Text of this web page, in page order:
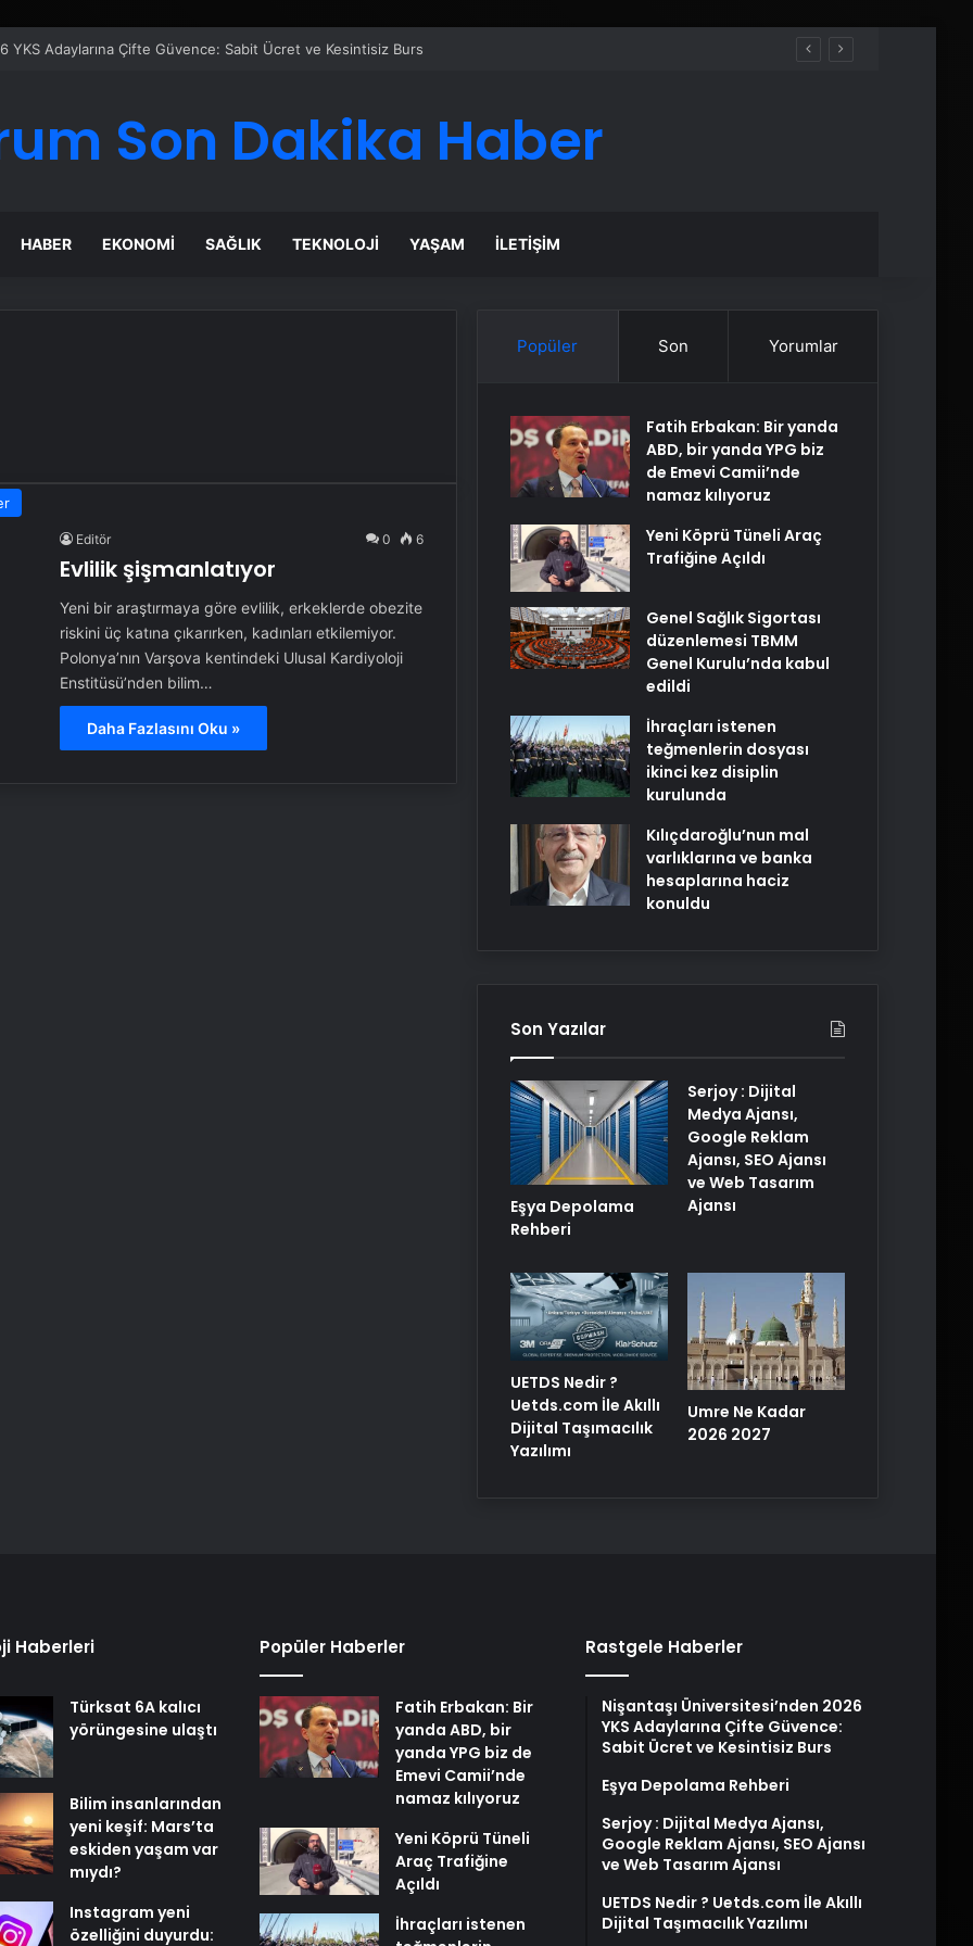
YKS Adaylarına Çifte Güvence: Sabit Ücret ve Kesintisiz Burs
Son Dakika Haber
HABER EKONOMI SAĞLIK TEKNOLOJI YAŞAM İLETIŞIM
Editör 0 6
Evlilik şişmanlatıyor
Yeni bir araştırmaya göre evlilik, erkeklerde obezite
riskini üç katına çıkarırken, kadınları etkilemiyor.
Polonya’nın Varşova kentindeki Ulusal Kardiyoloji
Enstitüsü’nden bilim…
Daha Fazlasını Oku »
Popüler Son Yorumlar
Fatih Erbakan: Bir yanda
ABD, bir yanda YPG biz
de Emevi Camii’nde
namaz kılıyoruz
Yeni Köprü Tüneli Araç
Trafiğine Açıldı
Genel Sağlık Sigortası
düzenlemesi TBMM
Genel Kurulu’nda kabul
edildi
İhraçları istenen
teğmenlerin dosyası
ikinci kez disiplin
kurulunda
Kılıçdaroğlu’nun mal
varlıklarına ve banka
hesaplarına haciz
konuldu
Son Yazılar
Eşya Depolama
Rehberi
Serjoy : Dijital
Medya Ajansı,
Google Reklam
Ajansı, SEO Ajansı
ve Web Tasarım
Ajansı
UETDS Nedir ?
Uetds.com İle Akıllı
Dijital Taşımacılık
Yazılımı
Umre Ne Kadar
2026 2027
Haberleri
Türksat 6A kalıcı
yörüngesine ulaştı
Bilim insanlarından
yeni keşif: Mars’ta
eskiden yaşam var
mıydı?
Instagram yeni
özelliğini duyurdu:
Popüler Haberler
Fatih Erbakan: Bir
yanda ABD, bir
yanda YPG biz de
Emevi Camii’nde
namaz kılıyoruz
Yeni Köprü Tüneli
Araç Trafiğine
Açıldı
İhraçları istenen
Rastgele Haberler
Nişantaşı Üniversitesi’nden 2026
YKS Adaylarına Çifte Güvence:
Sabit Ücret ve Kesintisiz Burs
Eşya Depolama Rehberi
Serjoy : Dijital Medya Ajansı,
Google Reklam Ajansı, SEO Ajansı
ve Web Tasarım Ajansı
UETDS Nedir ? Uetds.com İle Akıllı
Dijital Taşımacılık Yazılımı